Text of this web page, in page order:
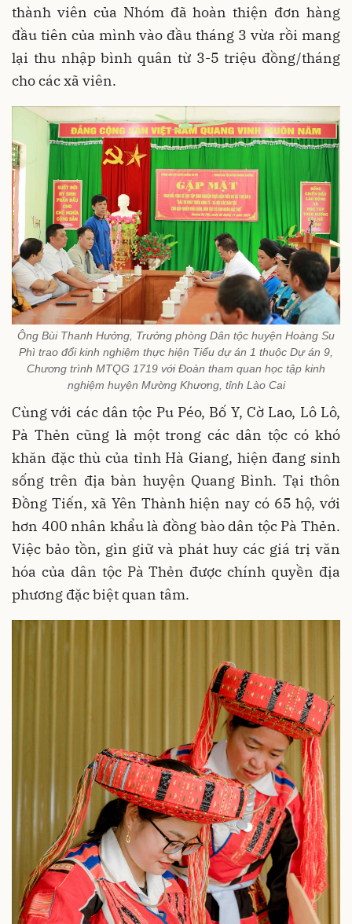
thành viên của Nhóm đã hoàn thiện đơn hàng
đầu tiên của mình vào đầu tháng 3 vừa rồi mang
lại thu nhập bình quân từ 3-5 triệu đồng/tháng
cho các xã viên.
Ông Bùi Thanh Hưởng, Trưởng phòng Dân tộc huyện Hoàng Su
Phì trao đổi kinh nghiệm thực hiện Tiểu dự án 1 thuộc Dự án 9,
Chương trình MTQG 1719 với Đoàn tham quan học tập kinh
nghiệm huyện Mường Khương, tỉnh Lào Cai
Cùng với các dân tộc Pu Péo, Bố Y, Cờ Lao, Lô Lô,
Pà Thẻn cũng là một trong các dân tộc có khó
khăn đặc thù của tỉnh Hà Giang, hiện đang sinh
sống trên địa bàn huyện Quang Bình. Tại thôn
Đồng Tiến, xã Yên Thành hiện nay có 65 hộ, với
hơn 400 nhân khẩu là đồng bào dân tộc Pà Thẻn.
Việc bảo tồn, gìn giữ và phát huy các giá trị văn
hóa của dân tộc Pà Thẻn được chính quyền địa
phương đặc biệt quan tâm.